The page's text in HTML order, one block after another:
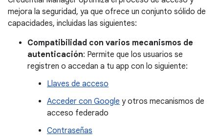
mejora la seguridad, ya que ofrece un conjunto sólido de
capacidades, incluidas las siguientes:
Compatibilidad con varios mecanismos de
autenticación: Permite que los usuarios se
registren o accedan a tu app con lo siguiente:
Llaves de acceso
Acceder con Google y otros mecanismos de
acceso federado
Contraseñas